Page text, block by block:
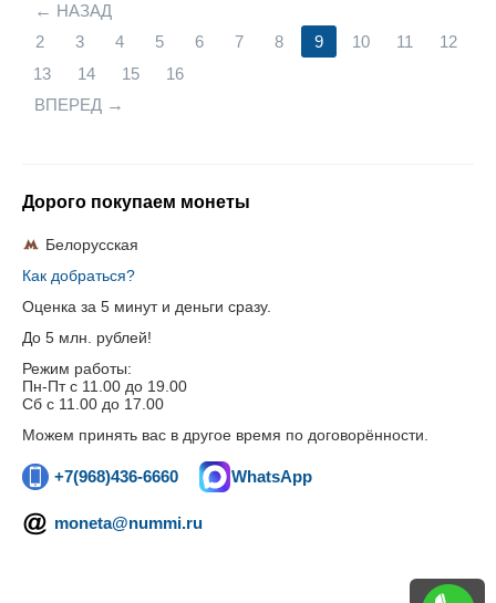
НАЗАД
2
3 4 5 6 7 8 9 10 11
12
13
14 15
16
ВПЕРЕД
Дорого покупаем монеты
Белорусская
Как добраться?
Оценка за 5 минут и деньги сразу.
До 5 млн. рублей!
Режим работы:
Пн-Пт c 11.00 до 19.00
Сб с 11.00 до 17.00
Можем принять вас в другое время по договорённости.
+7(968)436-6660 WhatsApp
moneta@nummi.ru